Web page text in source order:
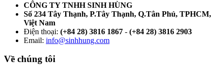
CÔNG TY TNHH SINH HÙNG
Số 234 Tây Thạnh, P.Tây Thạnh, Q.Tân Phú, TPHCM,
Việt Nam
Điện thoại: (+84 28) 3816 1867 - (+84 28) 3816 2903
Email: info@sinhhung.com
Về chúng tôi